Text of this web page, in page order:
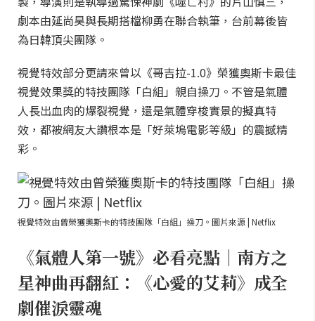
劇本由延尚昊與長期搭檔柳勇在聯合執筆，台前幕後皆
為日韓頂尖團隊。
視覺特效部分更請來曾以《哥吉拉-1.0》榮獲奧斯卡最佳
視覺效果獎的特技團隊「白組」親自操刀。不管是氣體
人長出血肉的爆裂視覺，還是氣體穿梭實景的擬真特
效，都被網友大讚根本是「好萊塢電影等級」的震撼精
彩。
視覺特效由曾榮獲奧斯卡的特技團隊「白組」操刀。圖片來源 | Netflix
《氣體人第一號》必看亮點｜南方之
星神曲再翻紅：《心愛的艾莉》成全
劇催淚靈魂